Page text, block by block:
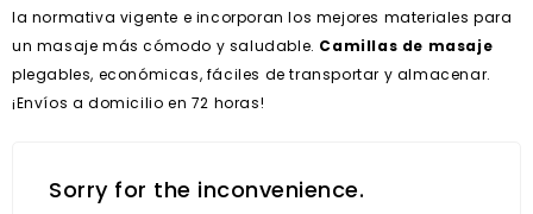
la normativa vigente e incorporan los mejores materiales para
un masaje más cómodo y saludable. Camillas de masaje
plegables, económicas, fáciles de transportar y almacenar.
¡Envíos a domicilio en 72 horas!
Sorry for the inconvenience.